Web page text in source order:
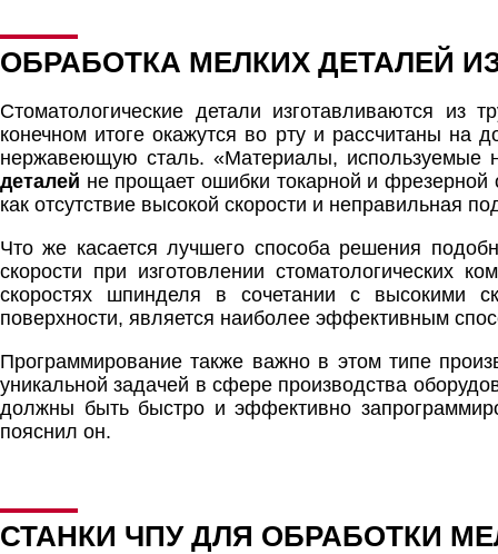
ОБРАБОТКА МЕЛКИХ ДЕТАЛЕЙ
Стоматологические детали изготавливаются
конечном итоге окажутся во рту и рассчитаны на
нержавеющую сталь. «Материалы, используемые
деталей не прощает ошибки токарной и фрезерной
как отсутствие высокой скорости и неправильная
Что же касается лучшего способа решения
скорости при изготовлении стоматологических
скоростях шпинделя в сочетании с высокими
поверхности, является наиболее эффективным
Программирование также важно в этом типе
уникальной задачей в сфере производства
должны быть быстро и эффективно
пояснил он.
СТАНКИ ЧПУ ДЛЯ ОБРАБОТКИ